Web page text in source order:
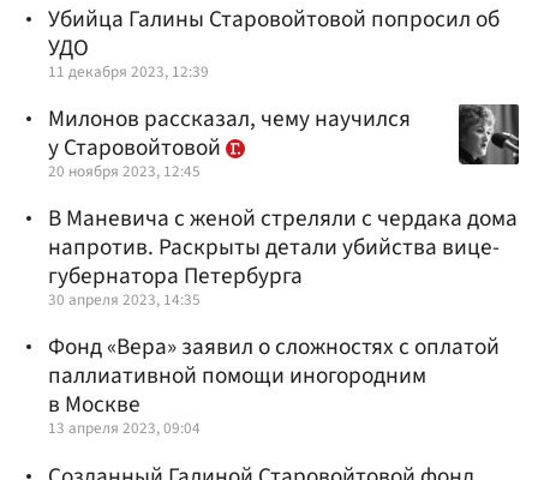
Убийца Галины Старовойтовой попросил об
УДО
11 декабря 2023, 12:39
Милонов рассказал, чему научился
у Старовойтовой
20 ноября 2023, 12:45
В Маневича с женой стреляли с чердака дома
напротив. Раскрыты детали убийства вице-
губернатора Петербурга
30 апреля 2023, 14:35
Фонд «Вера» заявил о сложностях с оплатой
паллиативной помощи иногородним
в Москве
13 апреля 2023, 09:04